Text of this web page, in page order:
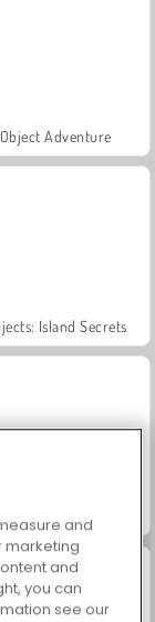
Adventure
Island Secrets
Hidden Catsand
marketing
and
you can
see our